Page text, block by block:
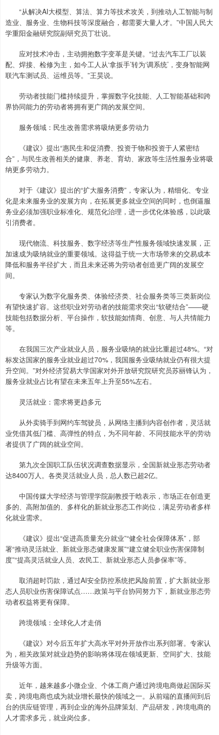
“从解决AI大模型、算法、算力等技术攻关，到推动人工智能与制
造业、服务业、生物科技等深度融合，都需要大量人才。”中国人民大
学重阳金融研究院副研究员丁壮说。
应对技术冲击，主动拥抱数字变革是关键。“过去汽车工厂以装
配、焊接、检修为主，如今工人从‘拿扳手’转为‘调系统’，变身智能网
联汽车测试员、运维员等。”王昊说。
劳动者技能门槛持续提升，掌握数字化技能、人工智能基础和跨
界协同能力的劳动者将拥有更广阔的发展空间。
服务领域：民生改善需求将吸纳更多劳动力
《建议》提出“惠民生和促消费、投资于物和投资于人紧密结
合”，与民生改善相关的健康、养老、育幼、家政等生活性服务业将吸
纳更多劳动力。
对于《建议》提出的“扩大服务消费”，专家认为，精细化、专业
化是未来服务业的发展方向，在拓展更多就业空间的同时，也倒逼服
务业必须加强职业标准化、规范化治理，进一步优化体验感，以此吸
引消费者。
现代物流、科技服务、数字经济等生产性服务领域快速发展，正
加速成为吸纳就业的重要领域。这得益于统一大市场带来的交易成本
降低和服务半径扩大，而且未来还将为劳动者创造更广阔的发展空
间。
专家认为数字化服务类、体验经济类、社会服务类等三类新岗位
有望快速扩容。这些职业对劳动者的技能需求突出“软硬结合”——硬
技能包括数据分析、平台操作，软技能如情商、创意、与人共情能力
等。
在我国三次产业就业人员，服务业吸纳的就业比重超过48%。“对
标发达国家的服务业就业超过70%，我国服务业吸纳就业仍有很大提
升空间。”对外经济贸易大学国家对外开放研究院研究员苏丽锋认为，
服务业就业占比有望在未来五年上升至55%左右。
灵活就业：需求将更趋多元
从外卖骑手到网约车驾驶员，从网络主播到内容创作者，灵活就
业凭借其低门槛、高弹性的特点，为不同年龄、不同技能水平的劳动
者提供了广阔的就业空间。
第九次全国职工队伍状况调查数据显示，全国新就业形态劳动者
达8400万人。各类灵活就业人员，总人数已超2亿。
中国传媒大学经济与管理学院副教授于晗表示，市场正在创造更
多的、高附加值的、多样化的新就业形态工作岗位，满足劳动者多样
化就业需求。
《建议》提出“促进高质量充分就业”“健全社会保障体系”，部
署“推动灵活就业、新就业形态健康发展”“建立健全职业伤害保障制
度”“提高灵活就业人员、农民工、新就业形态人员参保率”等。
取消超时罚款，通过AI安全防控系统把风险前置，扩大新就业形
态人员职业伤害保障试点……政策与平台协同努力下，新就业形态劳
动者权益将更有保障。
跨境领域：全球化人才走俏
《建议》对今后五年扩大高水平对外开放作出系列部署。专家认
为，相关政策对就业趋势的影响将体现在领域更新、空间扩大、技能
升级等方面。
近年，越来越多小微企业、个体工商户通过跨境电商做起国际买
卖，跨境电商也成为就业增长最快的领域之一。从前端的直播间到后
台的供应链管理，再到企业的海外品牌策划、产品研发，跨境电商的
人才需求多元，就业岗位多。